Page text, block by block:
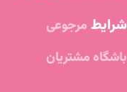
شرایط مرجوعی
باشگاه مشتریان